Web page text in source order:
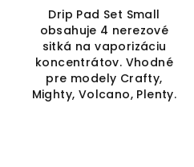
Drip Pad Set Small
obsahuje 4 nerezové
sitká na vaporizáciu
koncentrátov. Vhodné
pre modely Crafty,
Mighty, Volcano, Plenty.